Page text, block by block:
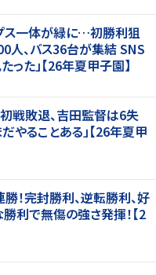
ス一体が緑に…初勝利狙
人、バス36台が集結 SNS
った」【26年夏甲子園】
戦敗退、吉田監督は6失
やることある」【26年夏甲
！完封勝利、逆転勝利、好
利で無傷の強さ発揮！【2